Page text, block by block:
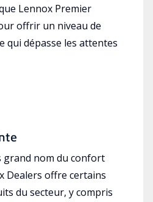
Lennox Premier
offrir un niveau de
qui dépasse les attentes
grand nom du confort
Dealers offre certains
du secteur, y compris